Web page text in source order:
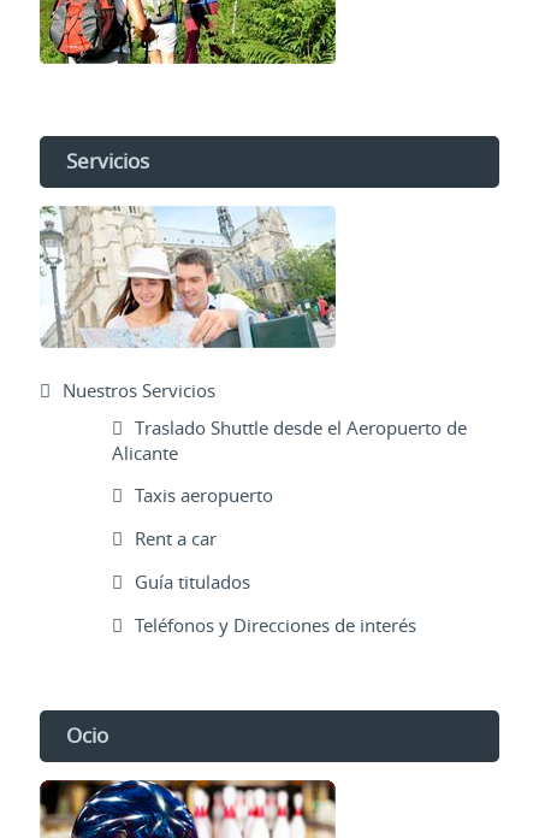
Servicios
Nuestros Servicios
Traslado Shuttle desde el Aeropuerto de
Alicante
Taxis aeropuerto
Rent a car
Guía titulados
Teléfonos y Direcciones de interés
Ocio